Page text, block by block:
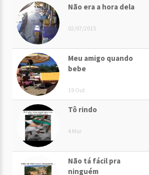
Não era a hora dela
02/07/2015
Meu amigo quando
bebe
19 Out
Tô rindo
4 Mai
Não tá fácil pra
ninguém